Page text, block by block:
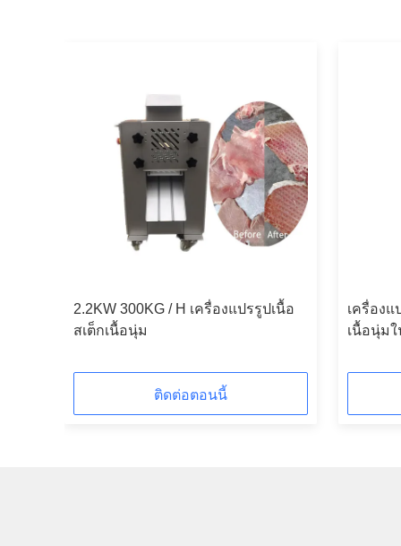
2.2KW 300KG / H เครื่องแปรรูปเนื้อ
สเต็กเนื้อนุ่ม
ติดต่อตอนนี้
เครื่องแ
เนื้อนุ่ม